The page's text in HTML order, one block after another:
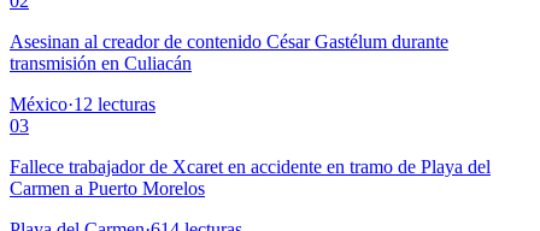
Asesinan al creador de contenido César Gastélum durante
transmisión en Culiacán
México·12 lecturas
03
Fallece trabajador de Xcaret en accidente en tramo de Playa del
Carmen a Puerto Morelos